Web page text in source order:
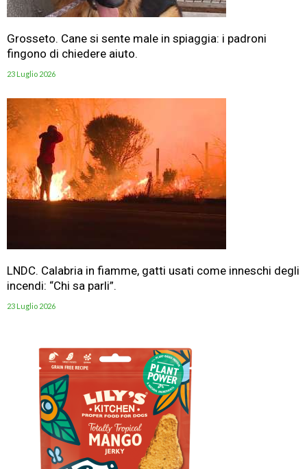
Grosseto. Cane si sente male in spiaggia: i padroni
fingono di chiedere aiuto.
23 Luglio 2026
LNDC. Calabria in fiamme, gatti usati come inneschi degli
incendi: “Chi sa parli”.
23 Luglio 2026